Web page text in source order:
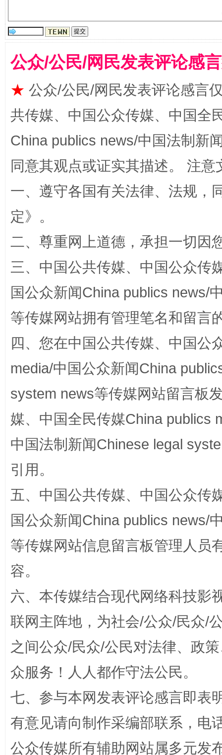
揭批美国五大"原罪"
解纷+调解+退费，一次搞定
站台名比不上好声名
漫山遍野的桃花与雪山、麦地、白藏房 除
公众/公民/网民发表评论感
★ 公众/公民/网民发表评论感言
共传媒、中国公众传媒、中国全
China publics news/中国法制新
同意其观点或证实其描述。 注
一、遵守各国有关法律、法规，
定》。
二、尊重网上道德，承担一切因
三、中国公共传媒、中国公众传
国公众新闻China publics news/
等传媒网站拥有管理笔名和留言
四、您在中国公共传媒、中国公
media/中国公众新闻China
system news等传媒网站留言板
媒、中国全民传媒China publics
中国法制新闻Chinese legal
引用。
五、中国公共传媒、中国公众传
国公众新闻China publics news/
等传媒网站信息留言板管理人员
容。
六、本传媒结合现代网络科技影
联网主阵地，为社会/公众/民众/
之间公众/民众/公民对法律、政
众服务！人人都作守法公民。
七、参与本网发表评论感言即表
有意见请向制作采编部联系，电
公众传媒所有辅助网站属多元发